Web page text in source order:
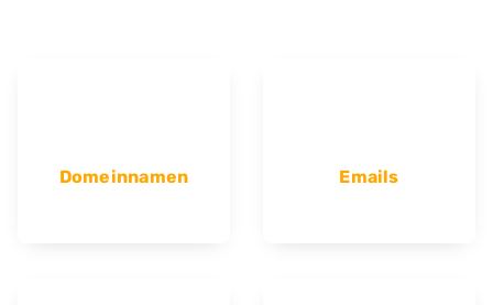
Domeinnamen Emails